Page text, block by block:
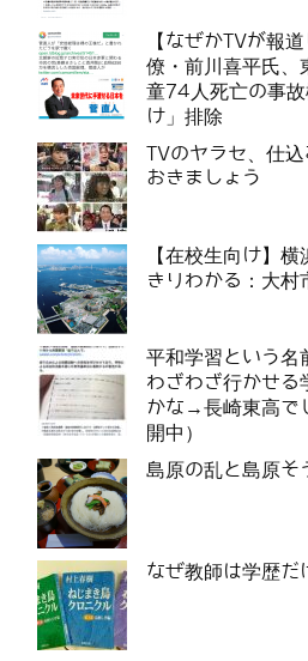
【なぜかTVが報
僚・前川喜平氏、
童74人死亡の事
け」排除
TVのヤラセ、仕
おきましょう
【在校生向け】
きりわかる：大村
平和学習という名
わざわざ行かせる
かな→長崎東高で
開中）
島原の乱と島原そ
なぜ教師は学歴だ